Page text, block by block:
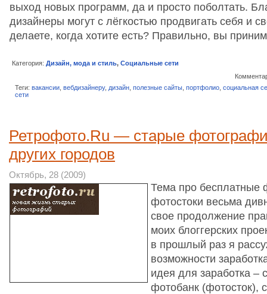
выход новых программ, да и просто поболтать.
дизайнеры могут с лёгкостью продвигать себя и
делаете, когда хотите есть? Правильно, вы
Категория: Дизайн, мода и стиль, Социальные сети
Теги: вакансии вебдизайнеру, дизайн полезные сайты портфолио социальная
сети
Ретрофото.Ru — старые
других городов
Октябрь, 28 (2009)
Тема про бесплатные
фотостоки весьма
свое продолжение
моих блоггерских
в прошлый раз я
возможности
идея для заработка –
фотобанк (фотосток),